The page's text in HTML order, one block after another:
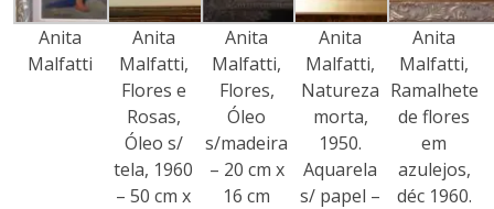
Anita
Malfatti
Anita
Malfatti,
Flores e
Rosas,
Óleo s/
tela, 1960
– 50 cm x
Anita
Malfatti,
Flores,
Óleo
s/madeira
– 20 cm x
16 cm
Anita
Malfatti,
Natureza
morta,
1950.
Aquarela
s/ papel –
Anita
Malfatti,
Ramalhete
de flores
em
azulejos,
déc 1960.